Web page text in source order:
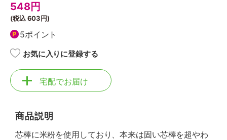
548円
(税込603円)
5ポイント
お気に入りに登録する
宅配でお届け
商品説明
芯棒に米粉を使用しており、本来は固い芯棒を超やわ